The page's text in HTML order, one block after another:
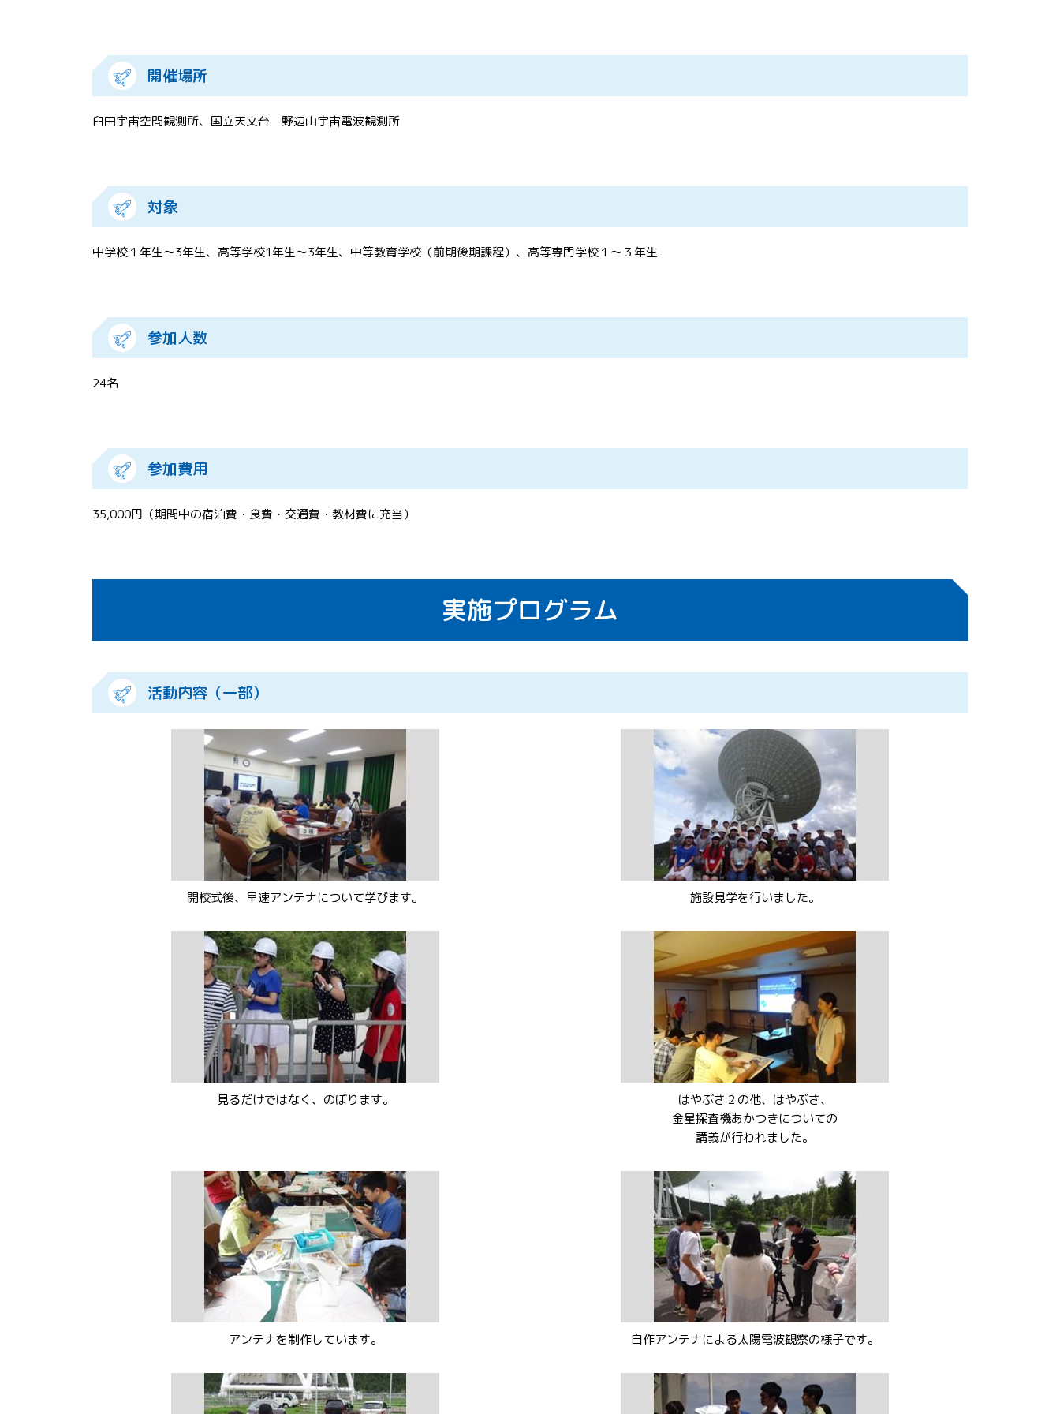
開催場所
臼田宇宙空間観測所、国立天文台 野辺山宇宙電波観測所
対象
中学校１年生～3年生、高等学校1年生～3年生、中等教育学校（前期後期課程）、高等専門学校１～３年生
参加人数
24名
参加費用
35,000円（期間中の宿泊費・食費・交通費・教材費に充当）
実施プログラム
活動内容（一部）
開校式後、早速アンテナについて学びます。 施設見学を行いました。
見るだけではなく、のぼります。
はやぶさ２の他、はやぶさ、
金星探査機あかつきについての
講義が行われました。
アンテナを制作しています。 自作アンテナによる太陽電波観察の様子です。